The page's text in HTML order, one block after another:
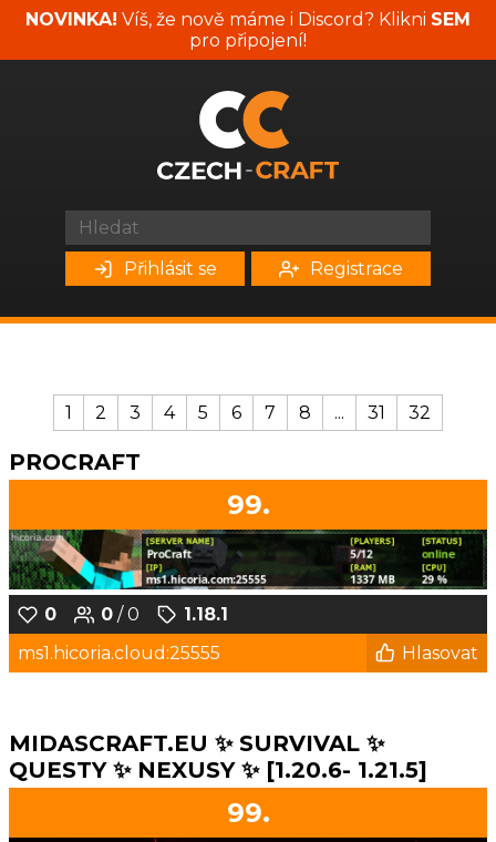
NOVINKA! Víš, že nově máme i Discord? Klikni SEM
pro připojení!
Přihlásit se Registrace
1 2 3 4 5 6 7 8 ... 31 32
PROCRAFT
99.
0 0 / 0
1.18.1
ms1.hicoria.cloud:25555
Hlasovat
MIDASCRAFT.EU ✨ SURVIVAL ✨
QUESTY ✨ NEXUSY ✨ [1.20.6- 1.21.5]
99.